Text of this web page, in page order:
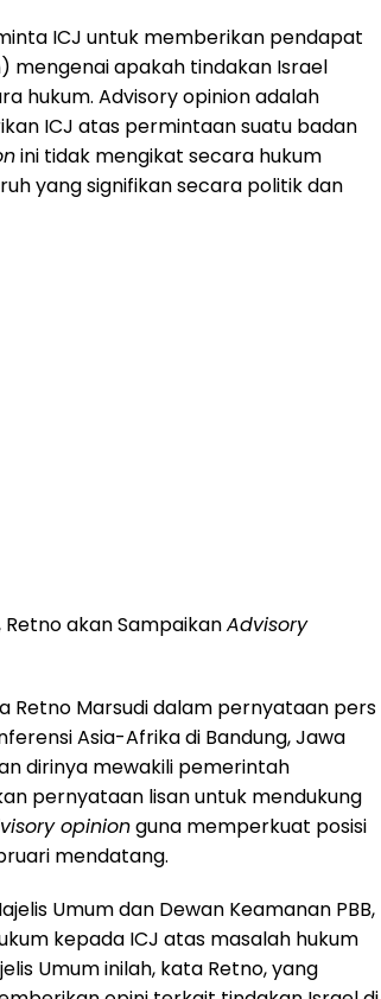
ICJ untuk memberikan pendapat
mengenai apakah tindakan Israel
hukum. Advisory opinion adalah
ICJ atas permintaan suatu badan
ini tidak mengikat secara hukum
yang signifikan secara politik dan
akan SampaikanAdvisory
Retno Marsudi dalam pernyataan pers
Asia-Afrika di Bandung, Jawa
dirinya mewakili pemerintah
pernyataan lisan untuk mendukung
opinionguna memperkuat posisi
mendatang.
Umum dan Dewan Keamanan PBB,
kepada ICJ atas masalah hukum
Umum inilah, kata Retno, yang